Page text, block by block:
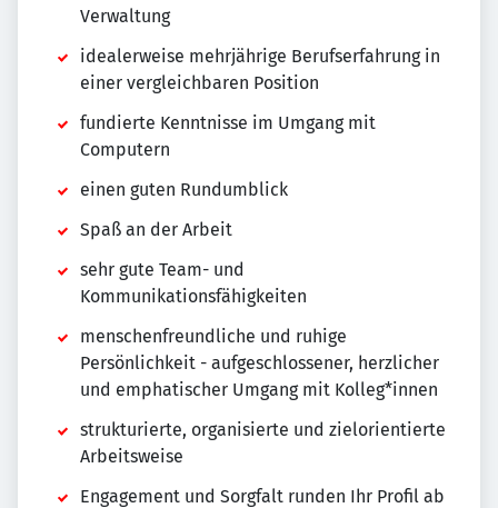
Verwaltung
idealerweise mehrjährige Berufserfahrung in
einer vergleichbaren Position
fundierte Kenntnisse im Umgang mit
Computern
einen guten Rundumblick
Spaß an der Arbeit
sehr gute Team- und
Kommunikationsfähigkeiten
menschenfreundliche und ruhige
Persönlichkeit - aufgeschlossener, herzlicher
und emphatischer Umgang mit Kolleg*innen
strukturierte, organisierte und zielorientierte
Arbeitsweise
Engagement und Sorgfalt runden Ihr Profil ab